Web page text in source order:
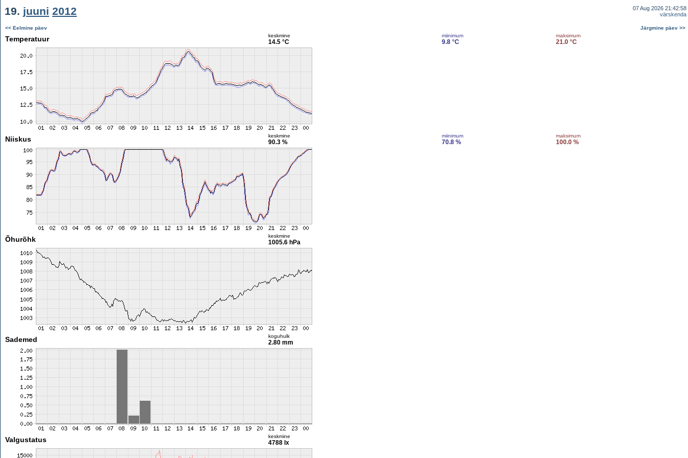
19. juuni 2012
07 Aug 2026 21:42:58
värskenda
<< Eelmine päev Järgmine päev >>
Temperatuur keskmine
14.5 °C
miinimum
9.8 °C
maksimum
21.0 °C
Niiskus keskmine
90.3 %
miinimum
70.8 %
maksimum
100.0 %
Õhurõhk keskmine
1005.6 hPa
Sademed koguhulk
2.80 mm
Valgustatus keskmine
4788 lx